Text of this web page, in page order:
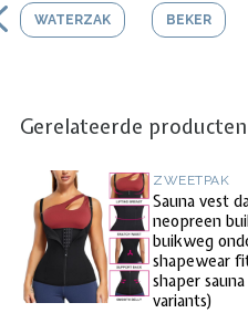
WATERZAK BEKER
Gerelateerde producten
ZWEETPAK
Sauna vest
neopreen
buikweg
shapewear
shaper
variants)